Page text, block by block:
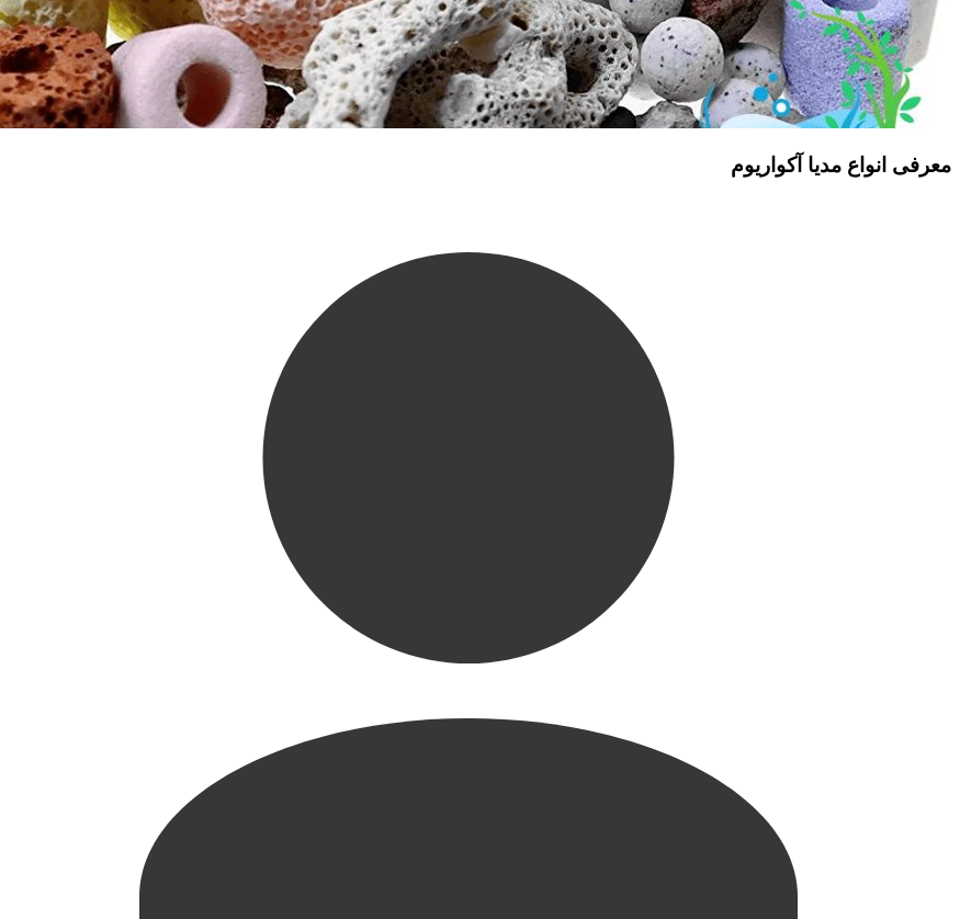
معرفی انواع مدیا آکواریوم